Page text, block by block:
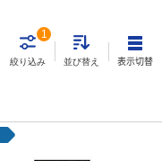
絞り込み
1
並び替え 表示切替